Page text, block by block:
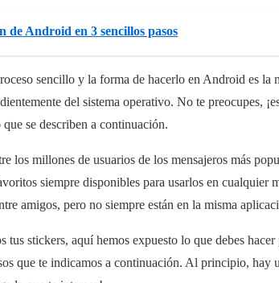
Android en 3 sencillos pasos
sencillo y la forma de hacerlo en Android es la
del sistema operativo. No te preocupes,
se describen a continuación.
los millones de usuarios de los mensajeros más
siempre disponibles para usarlos en cualquier
amigos, pero no siempre están en la misma
tus stickers, aquí hemos expuesto lo que debes
que te indicamos a continuación. Al principio, hay